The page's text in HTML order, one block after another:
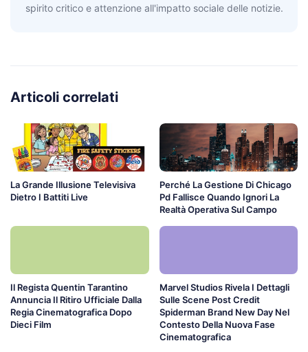
spirito critico e attenzione all'impatto sociale delle notizie.
Articoli correlati
La Grande Illusione Televisiva
Dietro I Battiti Live
Perché La Gestione Di Chicago
Pd Fallisce Quando Ignori La
Realtà Operativa Sul Campo
Il Regista Quentin Tarantino
Annuncia Il Ritiro Ufficiale Dalla
Regia Cinematografica Dopo
Dieci Film
Marvel Studios Rivela I Dettagli
Sulle Scene Post Credit
Spiderman Brand New Day Nel
Contesto Della Nuova Fase
Cinematografica